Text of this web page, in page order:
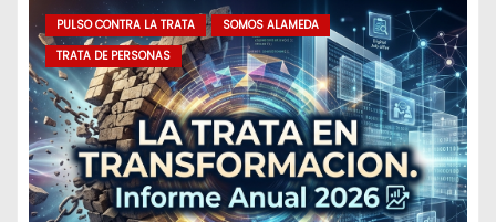
m
a
i
PULSO CONTRA LA TRATA
SOMOS ALAMEDA
TRATA DE PERSONAS